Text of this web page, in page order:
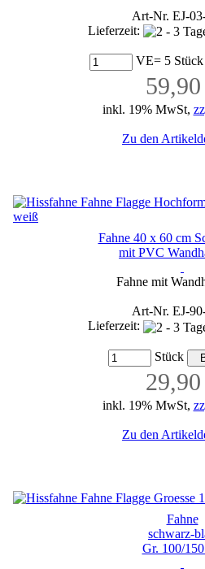
Art-Nr. EJ-
Lieferzeit:
VE= 5 Stück
inkl. 19% MwSt,
Zu den
Fahne 40 x 60 cm
mit PVC
Fahne mit
Art-Nr. EJ-
Lieferzeit:
Stück
inkl. 19% MwSt,
Zu den
Fahne
schwarz-
Gr. 100/